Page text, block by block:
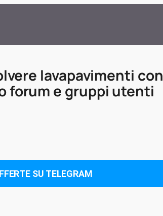
lavapavimenti con
forum e gruppi utenti
SU TELEGRAM